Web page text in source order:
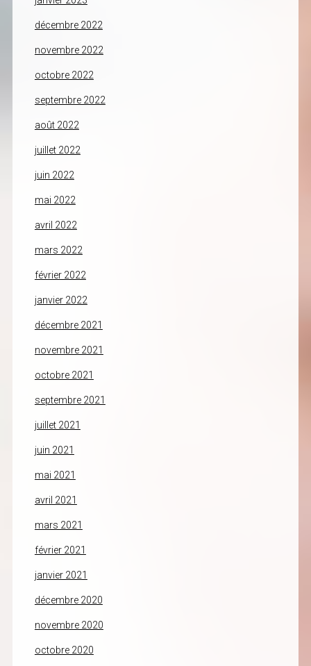
décembre 2022
novembre 2022
octobre 2022
septembre 2022
août 2022
juillet 2022
juin 2022
mai 2022
avril 2022
mars 2022
février 2022
janvier 2022
décembre 2021
novembre 2021
octobre 2021
septembre 2021
juillet 2021
juin 2021
mai 2021
avril 2021
mars 2021
février 2021
janvier 2021
décembre 2020
novembre 2020
octobre 2020